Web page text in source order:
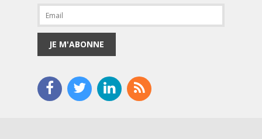
JE M'ABONNE